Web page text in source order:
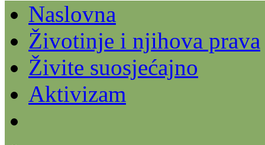
Naslovna
Životinje i njihova prava
Živite suosjećajno
Aktivizam